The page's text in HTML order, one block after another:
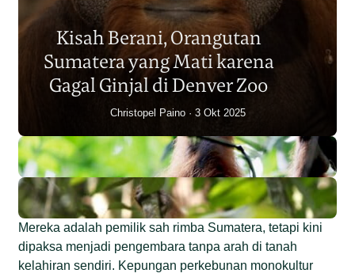
Sumatera Berkurang 2.700
Individu dalam Satu Dekade?
Junaidi Hanafiah 14 Jul 2026
Kisah Berani, Orangutan
Sumatera yang Mati karena
Gagal Ginjal di Denver Zoo
Christopel Paino 3 Okt 2025
Mereka adalah pemilik sah rimba Sumatera, tetapi kini
dipaksa menjadi pengembara tanpa arah di tanah
kelahiran sendiri. Kepungan perkebunan monokultur